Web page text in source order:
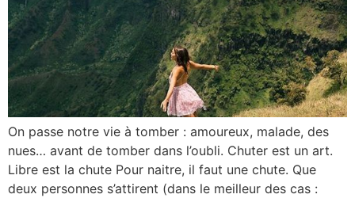
On passe notre vie à tomber : amoureux, malade, des
nues… avant de tomber dans l’oubli. Chuter est un art.
Libre est la chute Pour naitre, il faut une chute. Que
deux personnes s’attirent (dans le meilleur des cas :